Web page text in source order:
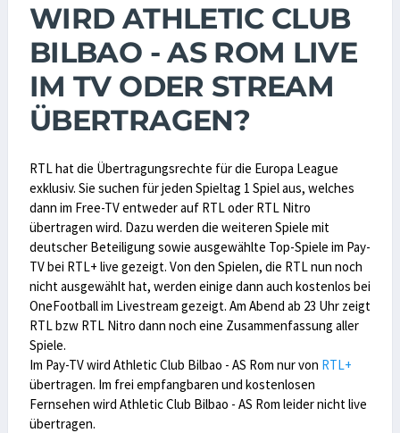
WIRD ATHLETIC CLUB
BILBAO - AS ROM LIVE
IM TV ODER STREAM
ÜBERTRAGEN?
RTL hat die Übertragungsrechte für die Europa League
exklusiv. Sie suchen für jeden Spieltag 1 Spiel aus, welches
dann im Free-TV entweder auf RTL oder RTL Nitro
übertragen wird. Dazu werden die weiteren Spiele mit
deutscher Beteiligung sowie ausgewählte Top-Spiele im Pay-
TV bei RTL+ live gezeigt. Von den Spielen, die RTL nun noch
nicht ausgewählt hat, werden einige dann auch kostenlos bei
OneFootball im Livestream gezeigt. Am Abend ab 23 Uhr zeigt
RTL bzw RTL Nitro dann noch eine Zusammenfassung aller
Spiele.
Im Pay-TV wird Athletic Club Bilbao - AS Rom nur von RTL+
übertragen. Im frei empfangbaren und kostenlosen
Fernsehen wird Athletic Club Bilbao - AS Rom leider nicht live
übertragen.